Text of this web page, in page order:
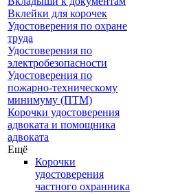
Вклейки для корочек
Удостоверения по охране
труда
Удостоверения по
электробезопасности
Удостоверения по
пожарно-техническому
минимуму (ПТМ)
Корочки удостоверения
адвоката и помощника
адвоката
Ещё
Корочки
удостоверения
частного охранника